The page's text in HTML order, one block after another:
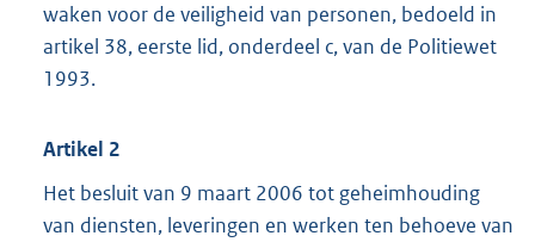
waken voor de veiligheid van personen, bedoeld in
artikel 38, eerste lid, onderdeel c, van de Politiewet
1993.
Artikel 2
Het besluit van 9 maart 2006 tot geheimhouding
van diensten, leveringen en werken ten behoeve van